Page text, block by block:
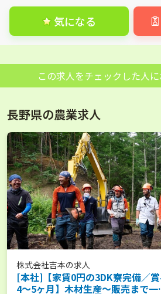
気になる
この求人をチェックした人
長野県の農業求人
株式会社吉本の求人
[本社]【家賃0円の3DK寮完備／
4～5ヶ月】木材生産〜販売まで一